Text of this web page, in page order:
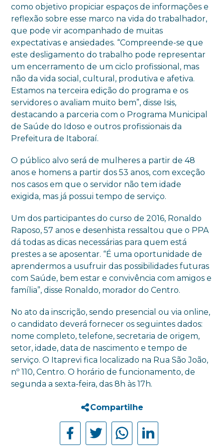
como objetivo propiciar espaços de informações e
reflexão sobre esse marco na vida do trabalhador,
que pode vir acompanhado de muitas
expectativas e ansiedades. “Compreende-se que
este desligamento do trabalho pode representar
um encerramento de um ciclo profissional, mas
não da vida social, cultural, produtiva e afetiva.
Estamos na terceira edição do programa e os
servidores o avaliam muito bem”, disse Isis,
destacando a parceria com o Programa Municipal
de Saúde do Idoso e outros profissionais da
Prefeitura de Itaboraí.
O público alvo será de mulheres a partir de 48
anos e homens a partir dos 53 anos, com exceção
nos casos em que o servidor não tem idade
exigida, mas já possui tempo de serviço.
Um dos participantes do curso de 2016, Ronaldo
Raposo, 57 anos e desenhista ressaltou que o PPA
dá todas as dicas necessárias para quem está
prestes a se aposentar. “É uma oportunidade de
aprendermos a usufruir das possibilidades futuras
com Saúde, bem estar e convivência com amigos e
família”, disse Ronaldo, morador do Centro.
No ato da inscrição, sendo presencial ou via online,
o candidato deverá fornecer os seguintes dados:
nome completo, telefone, secretaria de origem,
setor, idade, data de nascimento e tempo de
serviço. O Itaprevi fica localizado na Rua São João,
nº 110, Centro. O horário de funcionamento, de
segunda a sexta-feira, das 8h às 17h.
Compartilhe